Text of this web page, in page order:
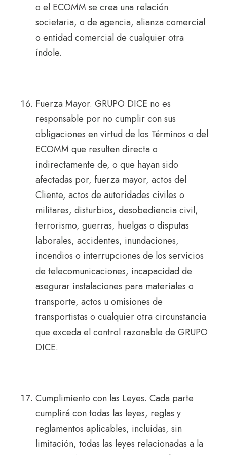
o el ECOMM se crea una relación
societaria, o de agencia, alianza comercial
o entidad comercial de cualquier otra
índole.
Fuerza Mayor. GRUPO DICE no es
responsable por no cumplir con sus
obligaciones en virtud de los Términos o del
ECOMM que resulten directa o
indirectamente de, o que hayan sido
afectadas por, fuerza mayor, actos del
Cliente, actos de autoridades civiles o
militares, disturbios, desobediencia civil,
terrorismo, guerras, huelgas o disputas
laborales, accidentes, inundaciones,
incendios o interrupciones de los servicios
de telecomunicaciones, incapacidad de
asegurar instalaciones para materiales o
transporte, actos u omisiones de
transportistas o cualquier otra circunstancia
que exceda el control razonable de GRUPO
DICE.
Cumplimiento con las Leyes. Cada parte
cumplirá con todas las leyes, reglas y
reglamentos aplicables, incluidas, sin
limitación, todas las leyes relacionadas a la